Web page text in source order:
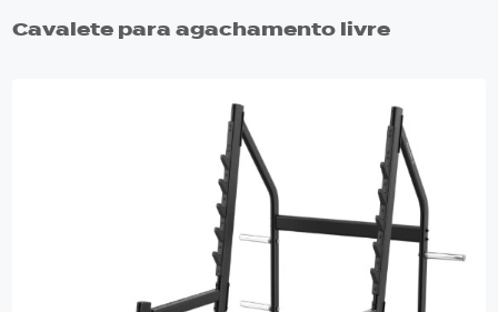
Cavalete para agachamento livre